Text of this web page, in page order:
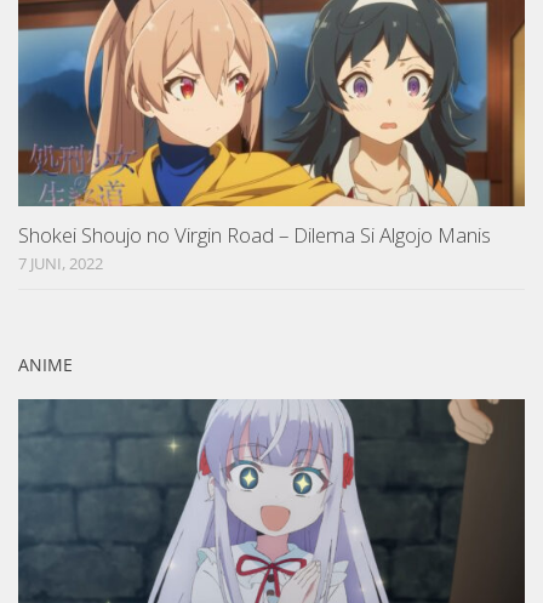
Shokei Shoujo no Virgin Road – Dilema Si Algojo Manis
7 JUNI, 2022
ANIME